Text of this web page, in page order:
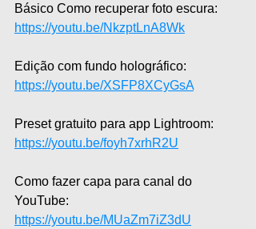
Básico Como recuperar foto escura:
https://youtu.be/NkzptLnA8Wk
Edição com fundo holográfico:
https://youtu.be/XSFP8XCyGsA
Preset gratuito para app Lightroom:
https://youtu.be/foyh7xrhR2U
Como fazer capa para canal do
YouTube:
https://youtu.be/MUaZm7iZ3dU